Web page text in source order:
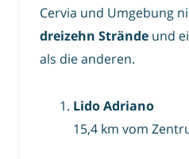
Cervia und Umgebung
dreizehn Strände und
als die anderen.
Lido Adriano
15,4 km vom